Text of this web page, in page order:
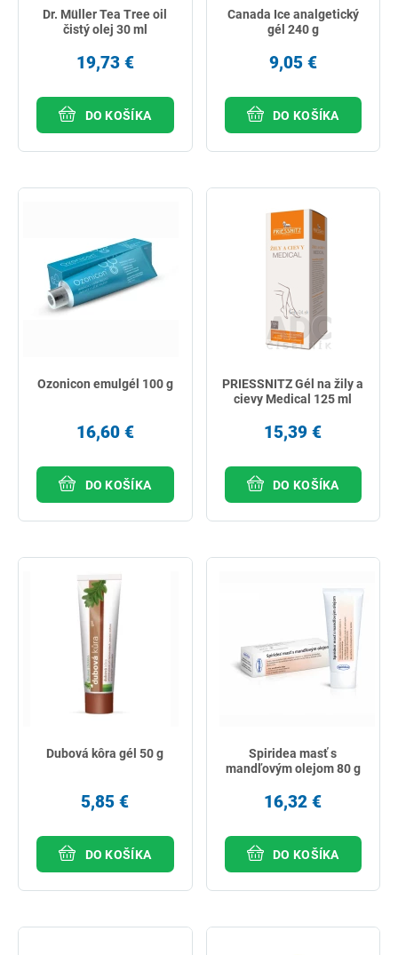
Dr. Müller Tea Tree oil
čistý olej 30 ml
19,73 €
DO KOŠÍKA
Canada Ice analgetický
gél 240 g
9,05 €
DO KOŠÍKA
Ozonicon emulgél 100 g
16,60 €
DO KOŠÍKA
PRIESSNITZ Gél na žily a
cievy Medical 125 ml
15,39 €
DO KOŠÍKA
Dubová kôra gél 50 g
5,85 €
DO KOŠÍKA
Spiridea masť s
mandľovým olejom 80 g
16,32 €
DO KOŠÍKA